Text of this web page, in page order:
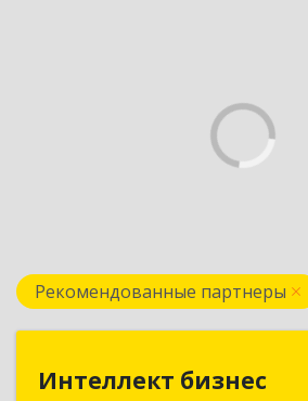
Рекомендованные партнеры
Интеллект бизнес